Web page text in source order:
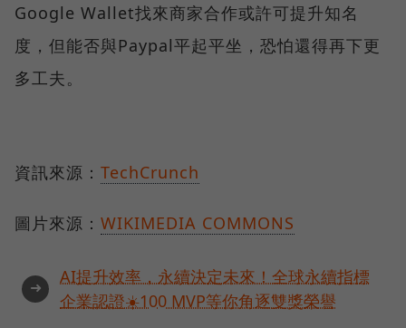
Google Wallet找來商家合作或許可提升知名
度，但能否與Paypal平起平坐，恐怕還得再下更
多工夫。
資訊來源： TechCrunch
圖片來源： WIKIMEDIA COMMONS
➜
AI提升效率，永續決定未來！全球永續指標
企業認證☀️100 MVP等你角逐雙獎榮譽